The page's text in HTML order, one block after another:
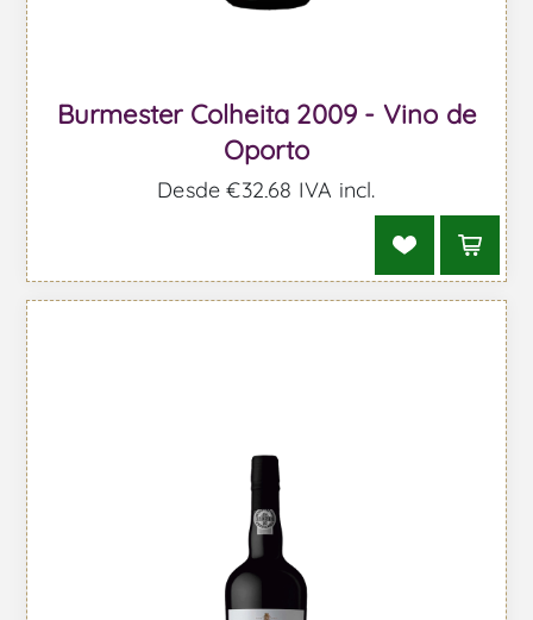
Burmester Colheita 2009 - Vino de
Oporto
Desde €32,68 IVA incl.